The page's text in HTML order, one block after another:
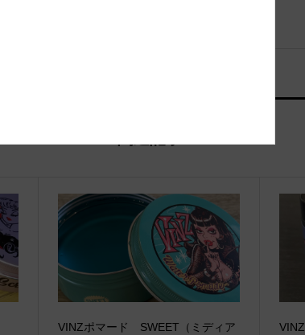
VINZポマード SWEET（ミディア